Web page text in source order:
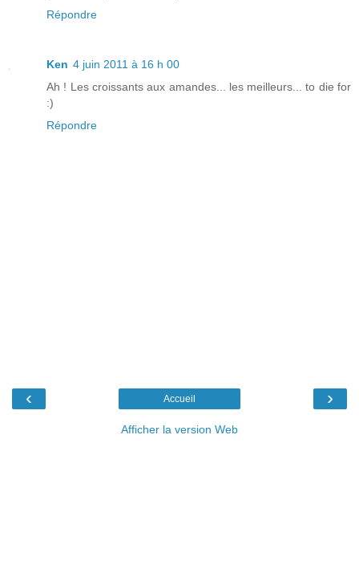
Répondre
Ken 4 juin 2011 à 16 h 00
Ah ! Les croissants aux amandes... les meilleurs... to die for
:)
Répondre
‹ ›
Accueil
Afficher la version Web